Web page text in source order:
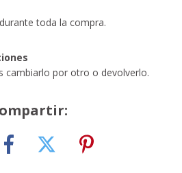
toda la compra.
cambiarlo por otro o devolverlo.